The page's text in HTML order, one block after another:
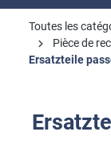
Toutes les
Pièce de
Ersatzteile